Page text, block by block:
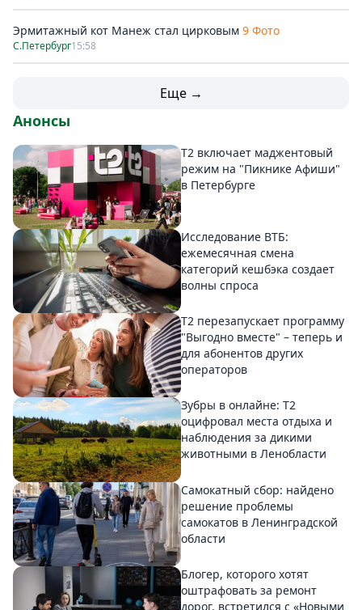
Эрмитажный кот Манеж стал цирковым 9 Фото
С.Петербург15:58
Еще →
Анонсы
Т2 включает маджентовый
режим на "Пикнике Афиши"
в Петербурге
Исследование ВТБ:
ежемесячная смена
категорий кешбэка создает
волны спроса
Т2 перезапускает программу
"Выгодно вместе" – теперь и
для абонентов других
операторов
Зубры в онлайне: Т2
оцифровал места отдыха и
наблюдения за дикими
животными в Ленобласти
Самокатный сбор: найдено
решение проблемы
самокатов в Ленинградской
области
Блогер, которого хотят
оштрафовать за ремонт
дорог, встретился с «Новыми